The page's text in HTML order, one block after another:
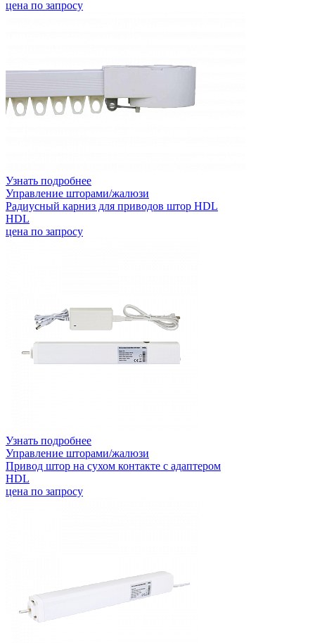
цена по запросу
Узнать подробнее
Управление шторами/жалюзи
Радиусный карниз для приводов штор HDL
HDL
цена по запросу
Узнать подробнее
Управление шторами/жалюзи
Привод штор на сухом контакте с адаптером
HDL
цена по запросу